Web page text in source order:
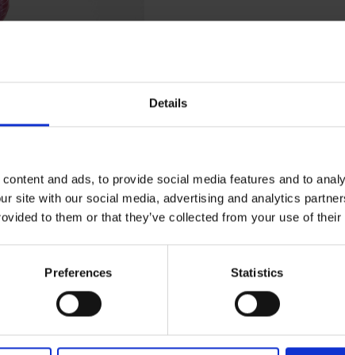
Details
and ads, to provide social media features and to
site with our social media, advertising and analytics
to them or that they’ve collected from your use of
Preferences Statistics
Oto dwie